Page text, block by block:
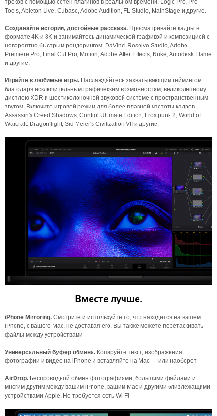
треков с помощью сотен плагинов в реальном времени. Logic Pro, Pro
Tools, Ableton Live, Cubase, Adobe Audition, FL Studio, MainStage и другие.
Создавайте истории, достойные рассказа. Просматривайте кадры в
формате 4K и 8K и занимайтесь динамической графикой и композицией с
невероятно быстрым рендерингом. DaVinci Resolve Studio, Adobe
Premiere Pro, Final Cut Pro, Motion, Adobe After Effects, Nuke, Autodesk Flame
и другие.
Играйте в любимые игры. Наслаждайтесь захватывающим геймингом
благодаря исключительным графическим возможностям, великолепному
дисплею XDR и шестиколоночной звуковой системе с пространственным
звуком. Включите игровой режим для более плавной частоты кадров.
Assassin's Creed Shadows, Control Ultimate Edition, Frostpunk 2, World of
Warcraft: Dragonflight, Sid Meier's Civilization VII и другие.
Вместе лучше.
iPhone Mirroring. Смотрите и используйте то, что находится на вашем
iPhone, с вашего Mac, не доставая его. Вы также можете перетаскивать
файлы между устройствами
Универсальный буфер обмена. Копируйте текст, изображения,
фотографии и видео на iPhone и вставляйте на Mac — или наоборот
AirDrop. Беспроводной обмен фотографиями, большими файлами и
многим другим между вашим iPhone, вашим Mac и другими близлежащими
устройствами Apple. Не требуется сеть Wi-Fi